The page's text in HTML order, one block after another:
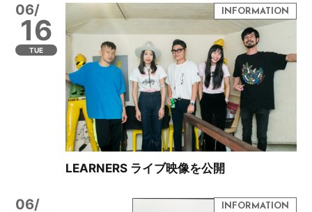
06/
16
TUE
LEARNERS ライブ映像を公開
06/